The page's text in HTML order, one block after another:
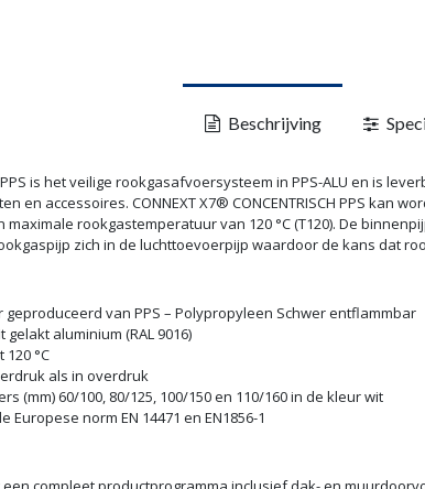
Beschrijving
PPS is het veilige rookgasafvoersysteem in PPS-ALU en is
en accessoires. CONNEXT X7® CONCENTRISCH PPS kan
maximale rookgastemperatuur van 120 °C (T120). De
zich in de luchttoevoerpijp waardoor de kans dat